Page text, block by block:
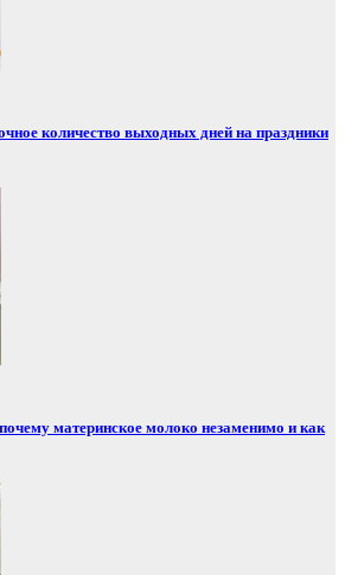
количество выходных дней на праздники
материнское молоко незаменимо и как